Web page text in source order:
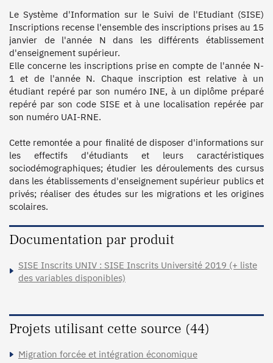
Le Système d'Information sur le Suivi de l'Etudiant (SISE)
Inscriptions recense l'ensemble des inscriptions prises au 15
janvier de l'année N dans les différents établissement
d'enseignement supérieur.
Elle concerne les inscriptions prise en compte de l'année N-
1 et de l'année N. Chaque inscription est relative à un
étudiant repéré par son numéro INE, à un diplôme préparé
repéré par son code SISE et à une localisation repérée par
son numéro UAI-RNE.
Cette remontée a pour finalité de disposer d'informations sur
les effectifs d'étudiants et leurs caractéristiques
sociodémographiques; étudier les déroulements des cursus
dans les établissements d'enseignement supérieur publics et
privés; réaliser des études sur les migrations et les origines
Documentation par produit
SISE Inscrits UNIV : SISE Inscrits Université 2019 (+ liste
des variables disponibles)
Projets utilisant cette source (44)
Migration forcée et intégration économique